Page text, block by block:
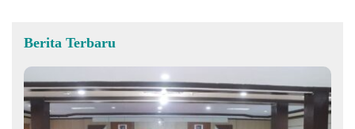
Berita Terbaru